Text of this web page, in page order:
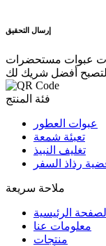
إرسال التحقيق
عبوات مستحضرات
فئة المنتج
عبوات العطور
تعبئة شمعة
تغليف النبيذ
رذاذ السفر
ملاحة سريعة
الصفحة الرئيسية
معلومات عنا
منتجات